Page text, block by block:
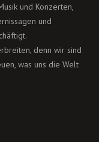
und Konzerten,
und
denn wir sind
was uns die Welt